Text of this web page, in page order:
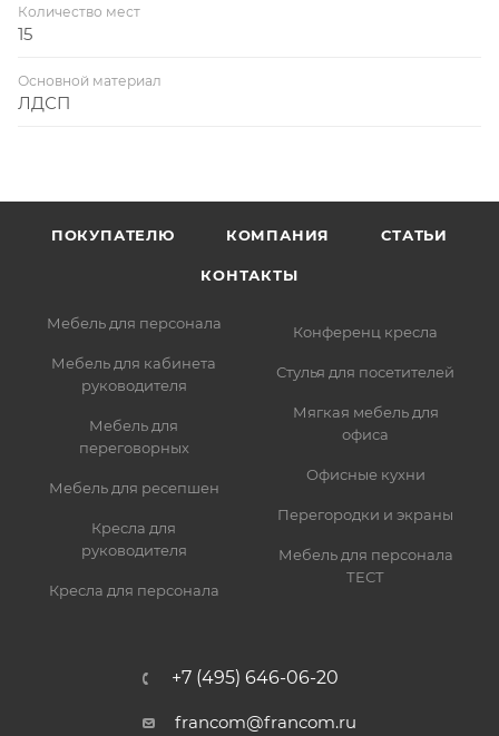
Количество мест
15
Основной материал
ЛДСП
ПОКУПАТЕЛЮ КОМПАНИЯ СТАТЬИ
КОНТАКТЫ
Мебель для персонала
Мебель для кабинета
руководителя
Мебель для
переговорных
Мебель для ресепшен
Кресла для
руководителя
Кресла для персонала
Конференц кресла
Стулья для посетителей
Мягкая мебель для
офиса
Офисные кухни
Перегородки и экраны
Мебель для персонала
ТЕСТ
+7 (495) 646-06-20
francom@francom.ru